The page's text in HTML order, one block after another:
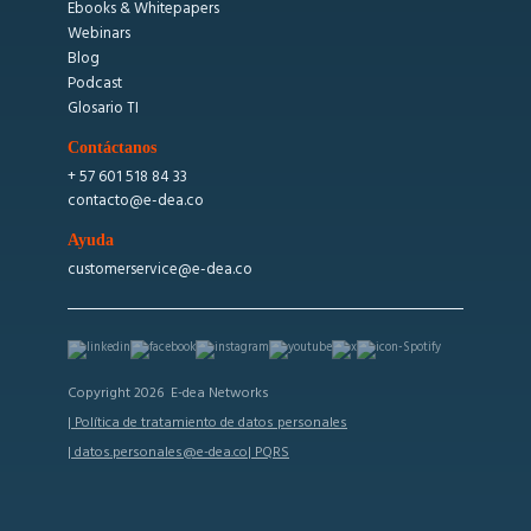
Ebooks & Whitepapers
Webinars
Blog
Podcast
Glosario TI
Contáctanos
+ 57 601 518 84 33
contacto@e-dea.co
Ayuda
customerservice@e-dea.co
Copyright 2026 E-dea Networks
| Política de tratamiento de datos personales
| datos.personales@e-dea.co| PQRS